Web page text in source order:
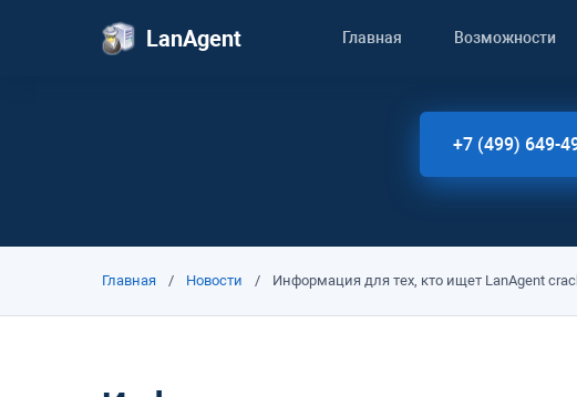
LanAgent Главная Возможности
+7 (499) 649-
Главная / Новости / Информация для тех, кто ищет LanAgent